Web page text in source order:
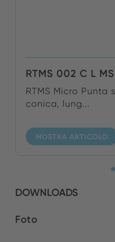
RTMS 002 C L MS
RTMS Micro Punta
conica, lung...
MOSTRA ARTICOLO
DOWNLOADS
Foto